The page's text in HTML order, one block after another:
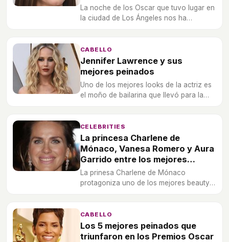
La noche de los Oscar que tuvo lugar en
la ciudad de Los Ángeles nos ha
CABELLO
Jennifer Lawrence y sus
mejores peinados
Uno de los mejores looks de la actriz es
el moño de bailarina que llevó para la
CELEBRITIES
La princesa Charlene de
Mónaco, Vanesa Romero y Aura
Garrido entre los mejores
beauty look de la semana
La prinesa Charlene de Mónaco
protagoniza uno de los mejores beauty
CABELLO
Los 5 mejores peinados que
triunfaron en los Premios Oscar